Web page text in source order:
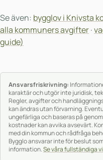
Se även: bygglov i Knivsta
alla kommuners avgifter·
guide)
Ansvarsfriskrivning:
karaktär och utgör inte juridisk,
Regler, avgifter och
kan ändras utan förvarning.
ungefärliga och baseras på
kostnader kan avvika avsevärt.
med din kommun och rådfråga
Bygglo ansvarar inte för beslut
information.Se våra fullständiga